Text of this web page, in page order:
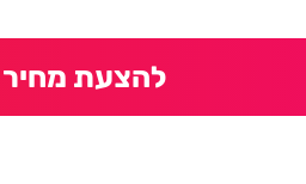
להצעת מחיר